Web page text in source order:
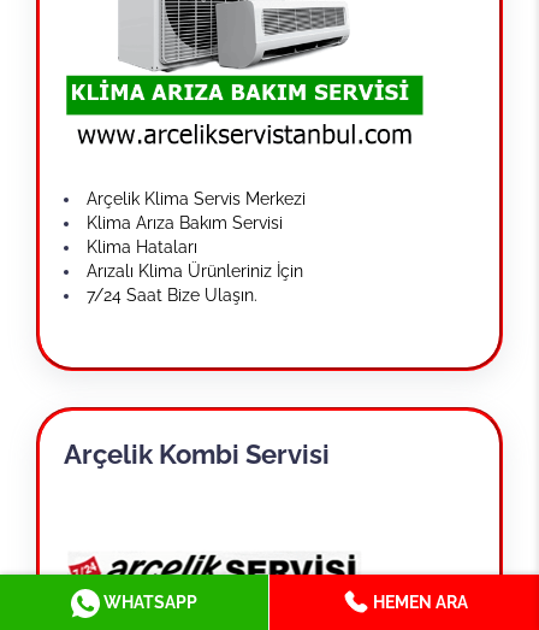
Arçelik Klima Servis Merkezi
Klima Arıza Bakım Servisi
Klima Hataları
Arızalı Klima Ürünleriniz İçin
7/24 Saat Bize Ulaşın.
Arçelik Kombi Servisi
WHATSAPP HEMEN ARA